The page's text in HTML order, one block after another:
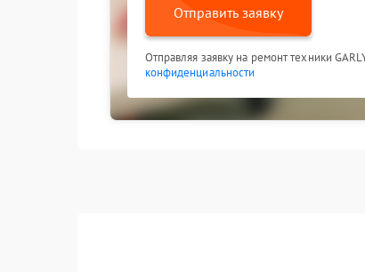
Отправить заявку
Отправляя заявку на ремонт техники
конфиденциальности